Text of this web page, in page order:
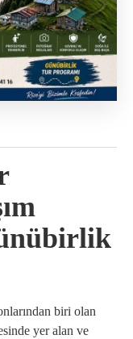
biri olan
yer alan ve